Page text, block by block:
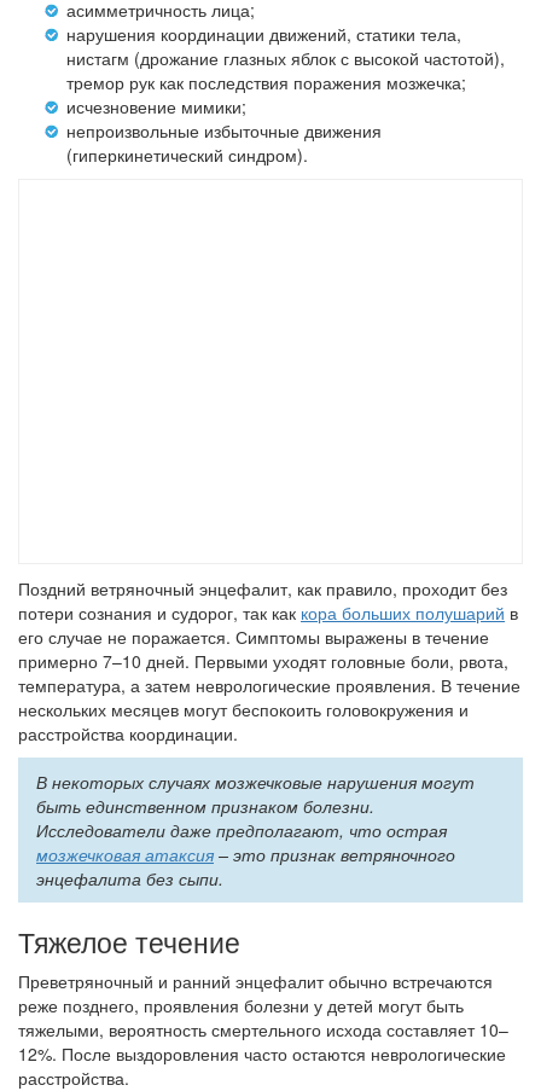
асимметричность лица;
нарушения координации движений, статики тела,
нистагм (дрожание глазных яблок с высокой частотой),
тремор рук как последствия поражения мозжечка;
исчезновение мимики;
непроизвольные избыточные движения
(гиперкинетический синдром).
Поздний ветряночный энцефалит, как правило, проходит без
потери сознания и судорог, так как кора больших полушарий в
его случае не поражается. Симптомы выражены в течение
примерно 7–10 дней. Первыми уходят головные боли, рвота,
температура, а затем неврологические проявления. В течение
нескольких месяцев могут беспокоить головокружения и
расстройства координации.
В некоторых случаях мозжечковые нарушения могут
быть единственном признаком болезни.
Исследователи даже предполагают, что острая
мозжечковая атаксия – это признак ветряночного
энцефалита без сыпи.
Тяжелое течение
Преветряночный и ранний энцефалит обычно встречаются
реже позднего, проявления болезни у детей могут быть
тяжелыми, вероятность смертельного исхода составляет 10–
12%. После выздоровления часто остаются неврологические
расстройства.